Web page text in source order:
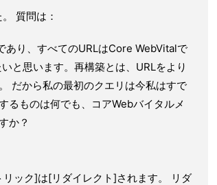
質問は：
り、すべてのURLはCore WebVitalで
と思います。再構築とは、URLをより
だから私の最初のクエリは今私はすで
るものは何でも、コアWebバイタルメ
か？
ック]は[リダイレクト]されます。 リダ